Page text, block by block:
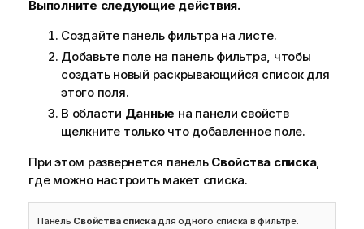
Выполните следующие действия.
Создайте панель фильтра на листе.
Добавьте поле на панель фильтра, чтобы
создать новый раскрывающийся список для
этого поля.
В области Данные на панели свойств
щелкните только что добавленное поле.
При этом развернется панель Свойства списка,
где можно настроить макет списка.
Панель Свойства спискадля одного списка в фильтре.